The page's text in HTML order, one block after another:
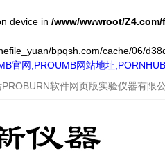
device in /www/wwwroot/
bpqsh.com/cache/06/
官网,PROUMB网站地址
软件网页版实验仪器有限